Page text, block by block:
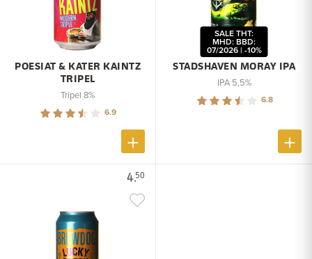
POESIAT & KATER KAINTZ
TRIPEL
Tripel 8%
6.9
STADSHAVEN MORAY IPA
SALE THT:
MHD: BBD:
07/2026 | -10%
IPA 5,5%
6.8
4.50